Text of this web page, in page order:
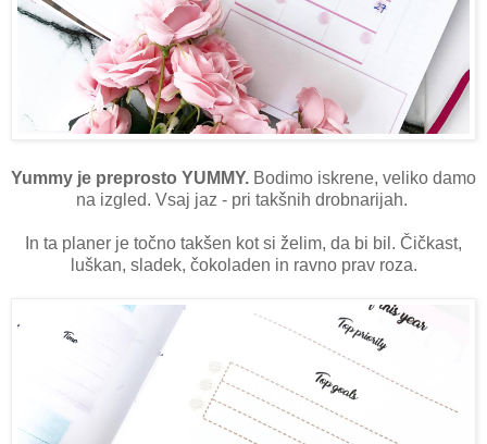
Yummy je preprosto YUMMY. Bodimo iskrene, veliko damo
na izgled. Vsaj jaz - pri takšnih drobnarijah.
In ta planer je točno takšen kot si želim, da bi bil. Čičkast,
luškan, sladek, čokoladen in ravno prav roza.